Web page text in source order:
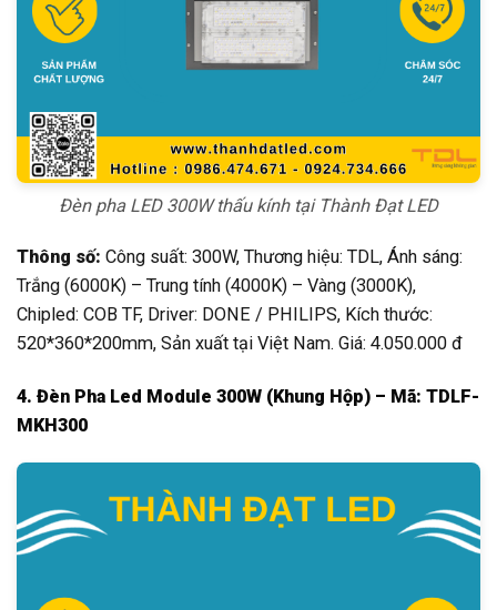
Đèn pha LED 300W thấu kính tại Thành Đạt LED
Thông số: Công suất: 300W, Thương hiệu: TDL, Ánh sáng:
Trắng (6000K) – Trung tính (4000K) – Vàng (3000K),
Chipled: COB TF, Driver: DONE / PHILIPS, Kích thước:
520*360*200mm, Sản xuất tại Việt Nam. Giá: 4.050.000 đ
4. Đèn Pha Led Module 300W (Khung Hộp) – Mã: TDLF-
MKH300